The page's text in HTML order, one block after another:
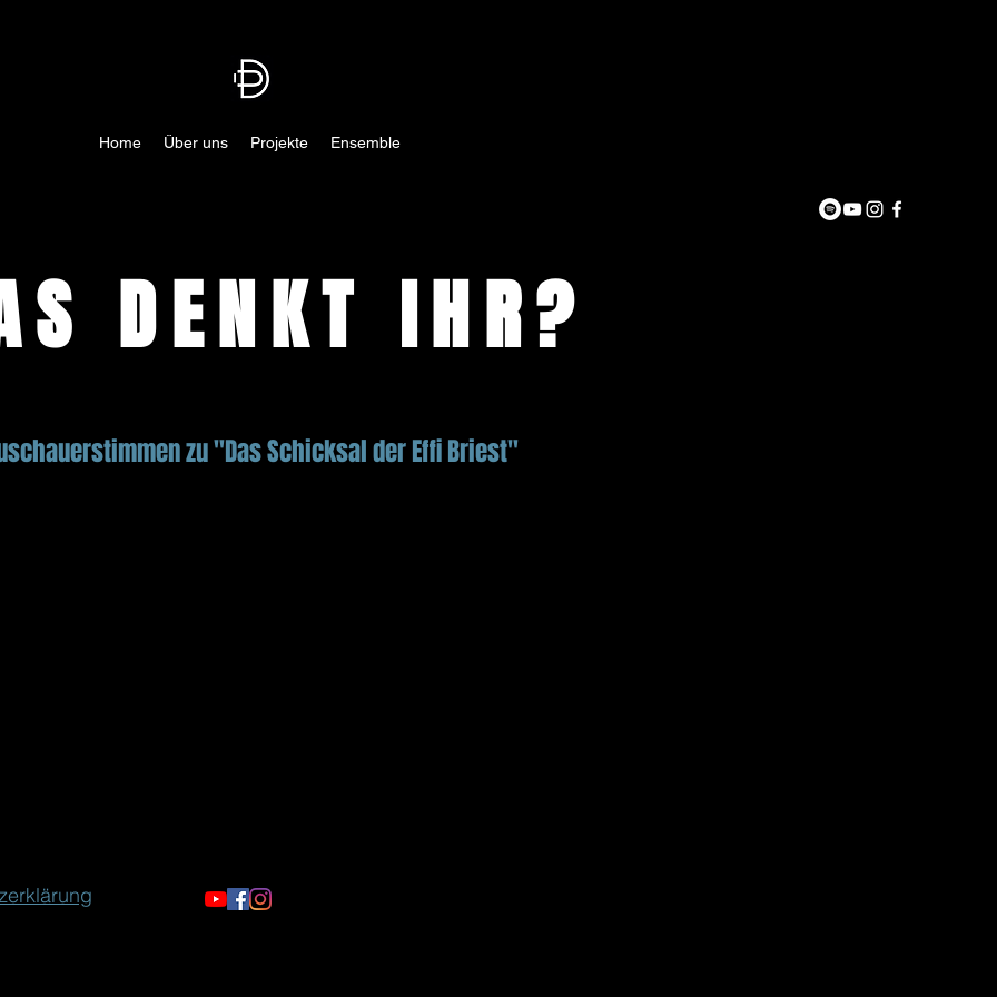
Home Über uns Projekte Ensemble
DENKT IHR?
zu "Das Schicksal der Effi Briest"